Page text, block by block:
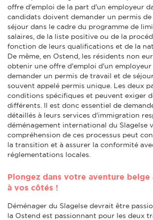
offre d'emploi de la part d'un employeur
candidats doivent demander un permis
séjour dans le cadre du programme de
salaires, de la liste positive ou de la
fonction de leurs qualifications et de la
De même, en Ostend, les résidents non
obtenir une offre d'emploi d'un employeur
demander un permis de travail et de
souvent appelé permis unique. Les deux
conditions spécifiques et peuvent exiger
différents. Il est donc essentiel de
détaillés à leurs services d'immigration
déménagement international du Slagelse
compréhension de ces processus peut
la transition et à assurer la conformité
réglementations locales.
Plongez dans votre aventure belge
à vos côtés !
Déménager du Slagelse devrait être
la Ostend est passionnant pour les deux